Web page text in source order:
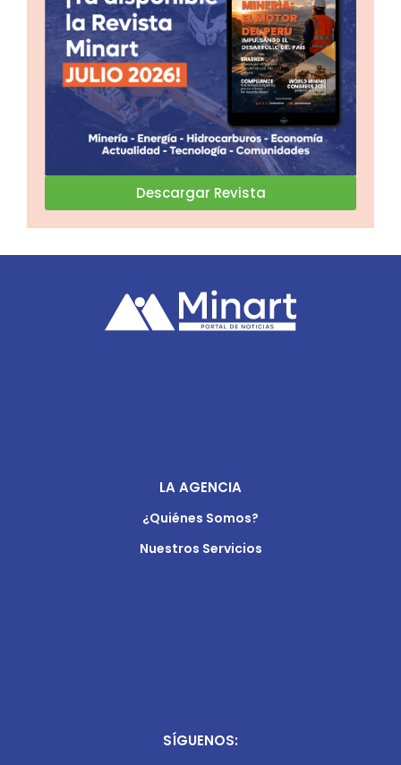
Descargar Revista
LA AGENCIA
¿Quiénes Somos?
Nuestros Servicios
SÍGUENOS: